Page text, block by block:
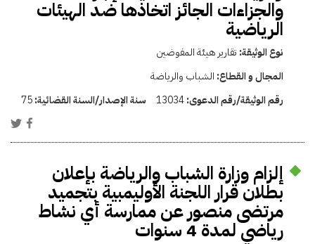
والجزاءات الجائز اتخاذها ضد الهيئات
الرياضية
نوع الوثيقة: تقارير هيئة المفوضين
المجال و القطاع: الشباب والرياضة
رقم الوثيقة/رقم الدعوى:13034 سنة الإصدار/السنة القضائية:75
إلزام وزارة الشباب والرياضة بإعلان
بطلان قرار اللجنة الأوليمبية بتجميد
مرتضى منصور عن ممارسة أي نشاط
رياضي لمدة 4 سنوات